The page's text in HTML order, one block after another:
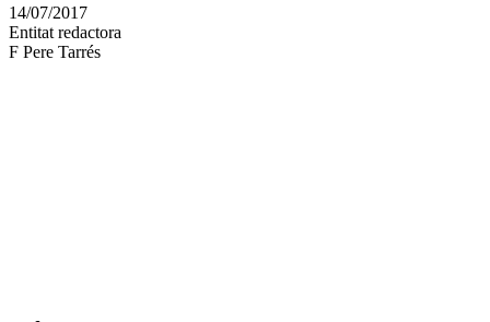
en
altres
xarxes
socials
14/07/2017
Entitat redactora
F Pere Tarrés